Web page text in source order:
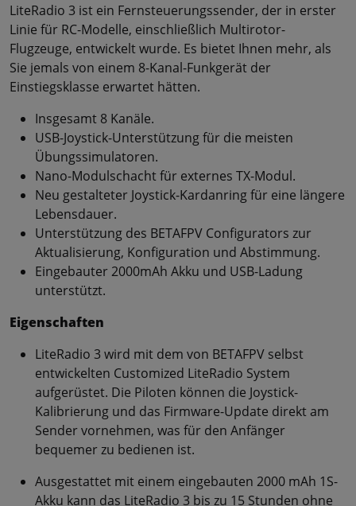
LiteRadio 3 ist ein Fernsteuerungssender, der in erster
Linie für RC-Modelle, einschließlich Multirotor-
Flugzeuge, entwickelt wurde. Es bietet Ihnen mehr, als
Sie jemals von einem 8-Kanal-Funkgerät der
Einstiegsklasse erwartet hätten.
Insgesamt 8 Kanäle.
USB-Joystick-Unterstützung für die meisten
Übungssimulatoren.
Nano-Modulschacht für externes TX-Modul.
Neu gestalteter Joystick-Kardanring für eine längere
Lebensdauer.
Unterstützung des BETAFPV Configurators zur
Aktualisierung, Konfiguration und Abstimmung.
Eingebauter 2000mAh Akku und USB-Ladung
unterstützt.
Eigenschaften
LiteRadio 3 wird mit dem von BETAFPV selbst
entwickelten Customized LiteRadio System
aufgerüstet. Die Piloten können die Joystick-
Kalibrierung und das Firmware-Update direkt am
Sender vornehmen, was für den Anfänger
bequemer zu bedienen ist.
Ausgestattet mit einem eingebauten 2000 mAh 1S-
Akku kann das LiteRadio 3 bis zu 15 Stunden ohne